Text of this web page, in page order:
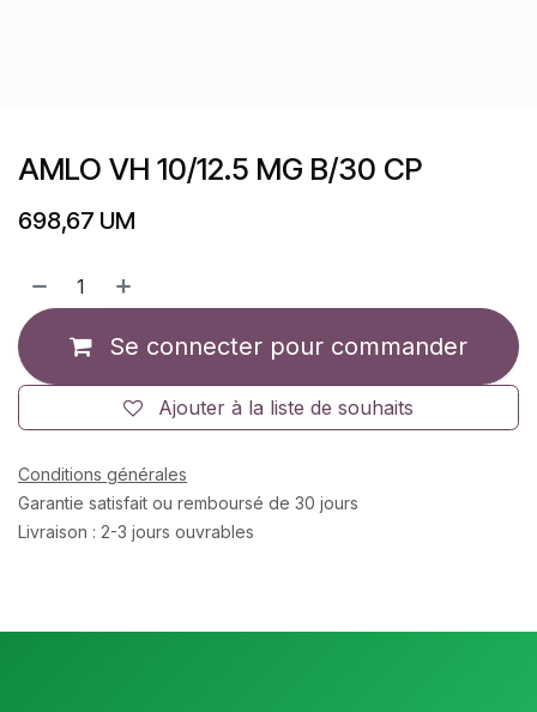
AMLO VH 10/12.5 MG B/30 CP
698,67 UM
Se connecter pour commander
Ajouter à la liste de souhaits
Conditions générales
Garantie satisfait ou remboursé de 30 jours
Livraison : 2-3 jours ouvrables